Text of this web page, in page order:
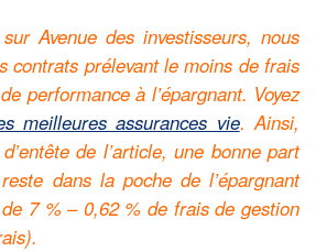
sur Avenue des investisseurs, nous
contrats prélevant le moins de frais
performance à l’épargnant. Voyez
meilleures assurances vie. Ainsi,
de l’article, une bonne part
dans la poche de l’épargnant
7 % – 0,62 % de frais de gestion